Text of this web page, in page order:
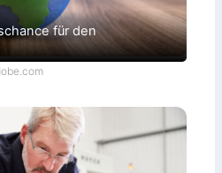
für den